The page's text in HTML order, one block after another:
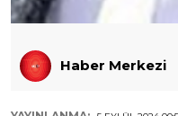
Haber Merkezi